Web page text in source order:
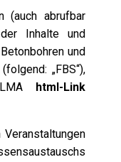
(auch abrufbar
Inhalte und
und
„FBS“),
html-Link